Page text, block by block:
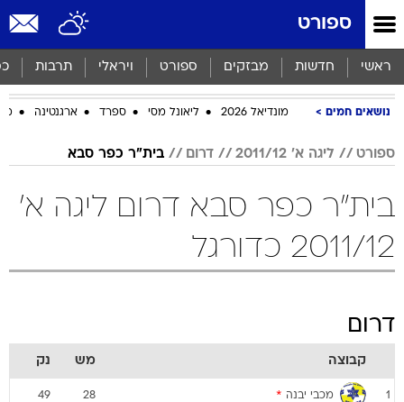
ספורט
ראשי חדשות מבזקים ספורט ויראלי תרבות
נושאים חמים מונדיאל 2026 ליאונל מסי ספרד ארגנטינה
ספורט ליגה א' 2011/12 דרום בית"ר כפר סבא
בית"ר כפר סבא דרום ליגה א'
2011/12 כדורגל
דרום
קבוצה מש נק
1 מכבי יבנה *
28
49